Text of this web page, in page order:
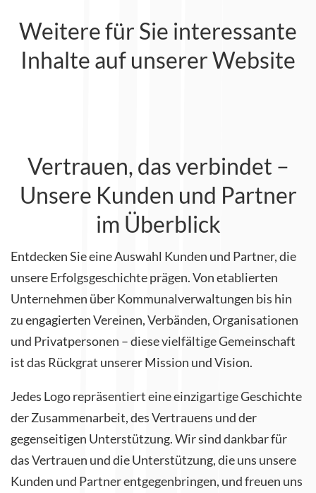
Weitere für Sie interessante
Inhalte auf unserer Website
Vertrauen, das verbindet –
Unsere Kunden und Partner
im Überblick
Entdecken Sie eine Auswahl Kunden und Partner, die
unsere Erfolgsgeschichte prägen. Von etablierten
Unternehmen über Kommunalverwaltungen bis hin
zu engagierten Vereinen, Verbänden, Organisationen
und Privatpersonen – diese vielfältige Gemeinschaft
ist das Rückgrat unserer Mission und Vision.
Jedes Logo repräsentiert eine einzigartige Geschichte
der Zusammenarbeit, des Vertrauens und der
gegenseitigen Unterstützung. Wir sind dankbar für
das Vertrauen und die Unterstützung, die uns unsere
Kunden und Partner entgegenbringen, und freuen uns